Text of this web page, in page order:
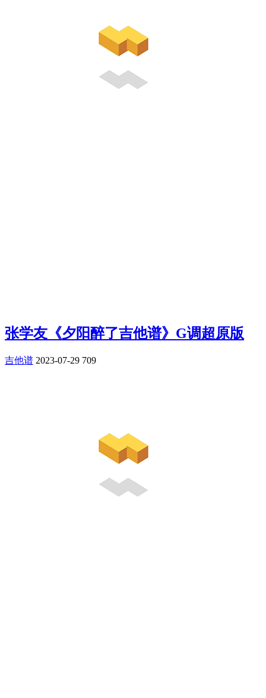
张学友《夕阳醉了吉他谱》G调超原版
吉他谱 2023-07-29 709